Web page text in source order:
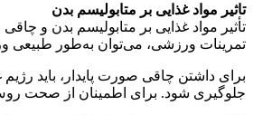
تاثیر مواد غذایی بر متابولیسم بدن
تأثیر مواد غذایی بر متابولیسم بدن و
تمرینات ورزشی، می‌توان به‌طور طبیعی
برای داشتن چاقی صورت پایدار، باید
جلوگیری شود. برای اطمینان از صحت